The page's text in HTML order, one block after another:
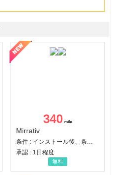
340
Mirrativ
条件 : インストール後、条件達成
承認 : 1日程度
無料